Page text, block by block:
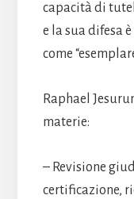
capacità di
e la sua difesa
come
Raphael
materie:
– Revisione
certificazione,